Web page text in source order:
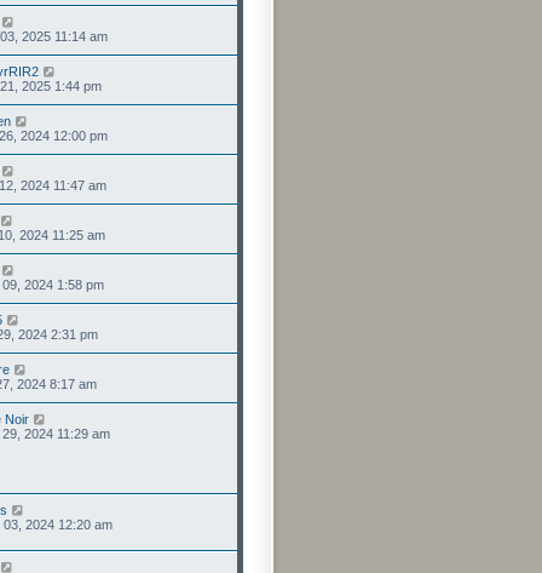
2025 11:14 am
2025 1:44 pm
2024 12:00 pm
2024 11:47 am
2024 11:25 am
2024 1:58 pm
2024 2:31 pm
2024 8:17 am
Noir
2024 11:29 am
2024 12:20 am